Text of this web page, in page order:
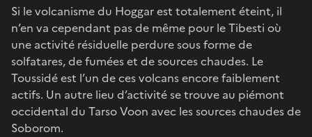
Si le volcanisme du Hoggar est totalement éteint, il
n’en va cependant pas de même pour le Tibesti où
une activité résiduelle perdure sous forme de
solfatares, de fumées et de sources chaudes. Le
Toussidé est l’un de ces volcans encore faiblement
actifs. Un autre lieu d’activité se trouve au piémont
occidental du Tarso Voon avec les sources chaudes de
Soborom.